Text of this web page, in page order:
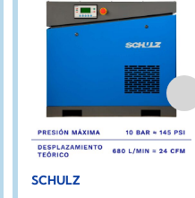
SCHULZ